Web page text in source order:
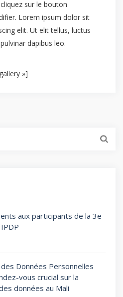
sur le bouton
Lorem ipsum dolor sit
elit. Ut elit tellus, luctus
dapibus leo.
»]
aux participants de la 3e
Données Personnelles
vous crucial sur la
données au Mali